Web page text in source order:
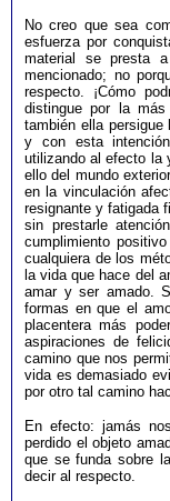
No creo que sea
esfuerza por
material se presta
mencionado; no
respecto. ¡Cómo
distingue por la más
también ella
y con esta
utilizando al efecto la
ello del mundo
en la vinculación
resignante y fatigada
sin prestarle
cumplimiento
cualquiera de los
la vida que hace del
amar y ser amado.
formas en que el
placentera más
aspiraciones de
camino que nos
vida es demasiado
por otro tal camino
En efecto: jamás
perdido el objeto
que se funda sobre
decir al respecto.